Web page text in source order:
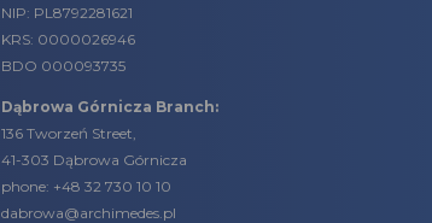
NIP: PL8792281621
KRS: 0000026946
BDO 000093735
Dąbrowa Górnicza Branch:
136 Tworzeń Street,
41-303 Dąbrowa Górnicza
phone: +48 32 730 10 10
dabrowa@archimedes.pl